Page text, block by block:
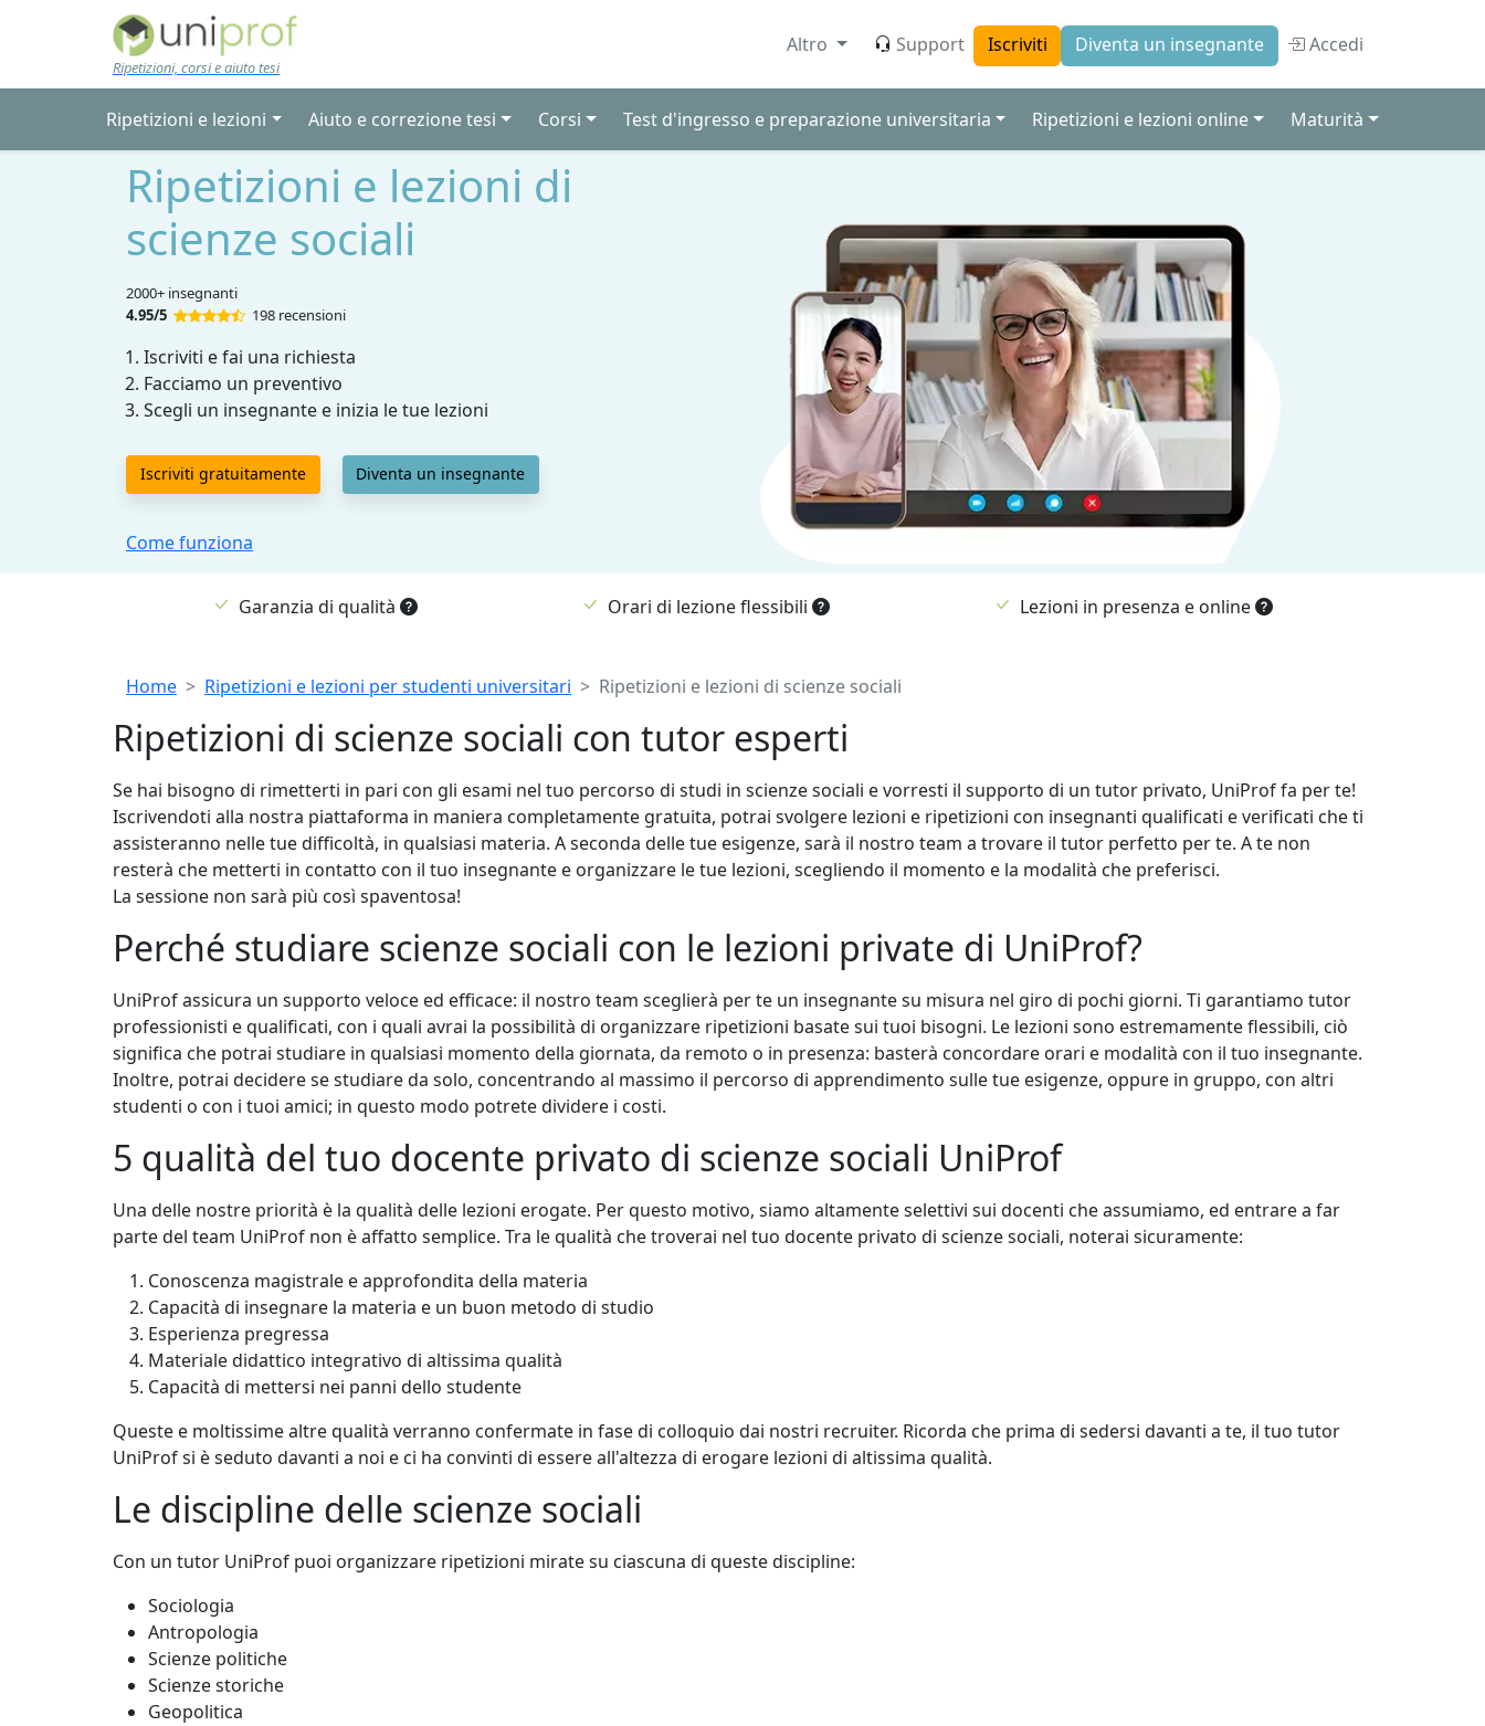
Skip to main content
Ripetizioni, corsi e aiuto tesi
Altro Support Iscriviti Diventa un insegnante Accedi
Ripetizioni e lezioni Aiuto e correzione tesi Corsi Test d'ingresso e preparazione universitaria Ripetizioni e lezioni online Maturità
Ripetizioni e lezioni di
scienze sociali
2000+ insegnanti
4.95/5
198 recensioni
Iscriviti e fai una richiesta
Facciamo un preventivo
Scegli un insegnante e inizia le tue lezioni
Iscriviti gratuitamente Diventa un insegnante
Come funziona
Garanzia di qualità Orari di lezione flessibili Lezioni in presenza e online
Breadcrumb
Home Ripetizioni e lezioni per studenti universitari Ripetizioni e lezioni di scienze sociali
Ripetizioni di scienze sociali con tutor esperti
Se hai bisogno di rimetterti in pari con gli esami nel tuo percorso di studi in scienze sociali e vorresti il supporto di un tutor privato, UniProf fa per te!
Iscrivendoti alla nostra piattaforma in maniera completamente gratuita, potrai svolgere lezioni e ripetizioni con insegnanti qualificati e verificati che ti
assisteranno nelle tue difficoltà, in qualsiasi materia. A seconda delle tue esigenze, sarà il nostro team a trovare il tutor perfetto per te. A te non
resterà che metterti in contatto con il tuo insegnante e organizzare le tue lezioni, scegliendo il momento e la modalità che preferisci.
La sessione non sarà più così spaventosa!
Perché studiare scienze sociali con le lezioni private di UniProf?
UniProf assicura un supporto veloce ed efficace: il nostro team sceglierà per te un insegnante su misura nel giro di pochi giorni. Ti garantiamo tutor
professionisti e qualificati, con i quali avrai la possibilità di organizzare ripetizioni basate sui tuoi bisogni. Le lezioni sono estremamente flessibili, ciò
significa che potrai studiare in qualsiasi momento della giornata, da remoto o in presenza: basterà concordare orari e modalità con il tuo insegnante.
Inoltre, potrai decidere se studiare da solo, concentrando al massimo il percorso di apprendimento sulle tue esigenze, oppure in gruppo, con altri
studenti o con i tuoi amici; in questo modo potrete dividere i costi.
5 qualità del tuo docente privato di scienze sociali UniProf
Una delle nostre priorità è la qualità delle lezioni erogate. Per questo motivo, siamo altamente selettivi sui docenti che assumiamo, ed entrare a far
parte del team UniProf non è affatto semplice. Tra le qualità che troverai nel tuo docente privato di scienze sociali, noterai sicuramente:
Conoscenza magistrale e approfondita della materia
Capacità di insegnare la materia e un buon metodo di studio
Esperienza pregressa
Materiale didattico integrativo di altissima qualità
Capacità di mettersi nei panni dello studente
Queste e moltissime altre qualità verranno confermate in fase di colloquio dai nostri recruiter. Ricorda che prima di sedersi davanti a te, il tuo tutor
UniProf si è seduto davanti a noi e ci ha convinti di essere all'altezza di erogare lezioni di altissima qualità.
Le discipline delle scienze sociali
Con un tutor UniProf puoi organizzare ripetizioni mirate su ciascuna di queste discipline:
Sociologia
Antropologia
Scienze politiche
Scienze storiche
Geopolitica